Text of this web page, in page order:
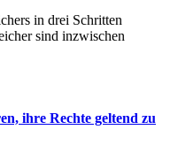
in drei Schritten
sind inzwischen
ihre Rechte geltend zu